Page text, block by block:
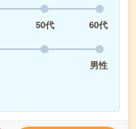
50代
60代
男性